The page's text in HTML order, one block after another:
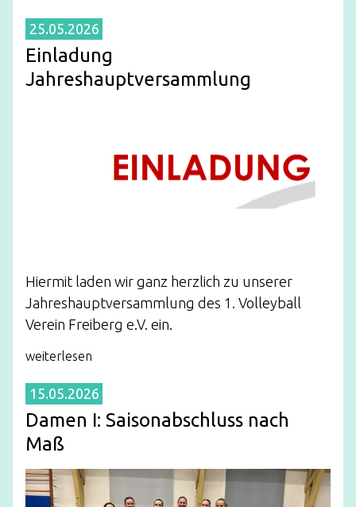
25.05.2026
Einladung
Jahreshauptversammlung
Hiermit laden wir ganz herzlich zu unserer
Jahreshauptversammlung des 1. Volleyball
Verein Freiberg e.V. ein.
weiterlesen
15.05.2026
Damen I: Saisonabschluss nach
Maß